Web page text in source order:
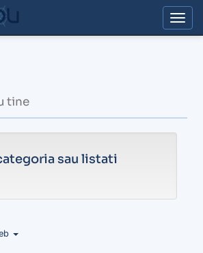
tine
sau listati